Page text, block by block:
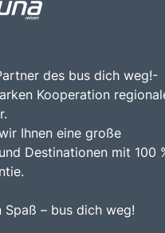
des bus dich weg!-
Kooperation
Ihnen eine große
Destinationen mit 100
Spaß – bus dich weg!